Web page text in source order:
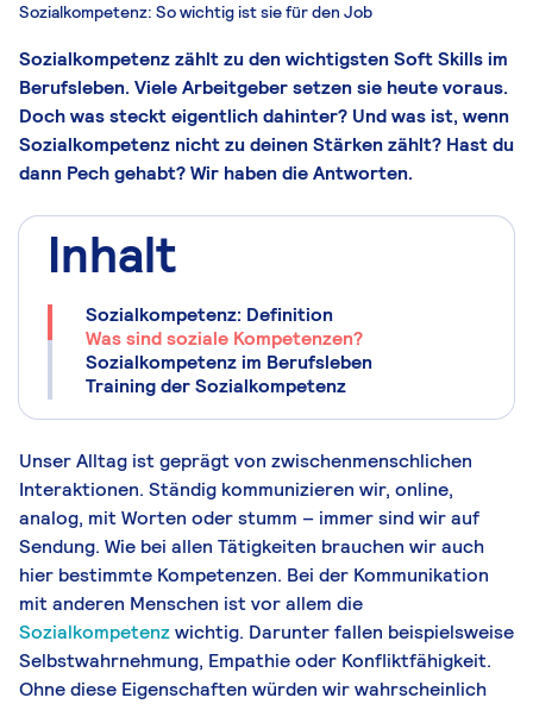
Sozialkompetenz: So wichtig ist sie für den Job
Sozialkompetenz zählt zu den wichtigsten Soft Skills im
Berufsleben. Viele Arbeitgeber setzen sie heute voraus.
Doch was steckt eigentlich dahinter? Und was ist, wenn
Sozialkompetenz nicht zu deinen Stärken zählt? Hast du
dann Pech gehabt? Wir haben die Antworten.
Inhalt
Sozialkompetenz: Definition
Was sind soziale Kompetenzen?
Sozialkompetenz im Berufsleben
Training der Sozialkompetenz
Unser Alltag ist geprägt von zwischenmenschlichen
Interaktionen. Ständig kommunizieren wir, online,
analog, mit Worten oder stumm – immer sind wir auf
Sendung. Wie bei allen Tätigkeiten brauchen wir auch
hier bestimmte Kompetenzen. Bei der Kommunikation
mit anderen Menschen ist vor allem die
Sozialkompetenzwichtig. Darunter fallen beispielsweise
Selbstwahrnehmung, Empathie oder Konfliktfähigkeit.
Ohne diese Eigenschaften würden wir wahrscheinlich